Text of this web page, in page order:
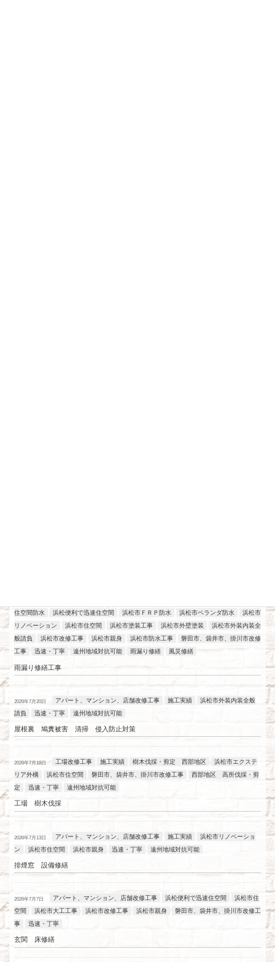
住空間防水
浜松便利で迅速住空間 浜松市ＦＲＰ防水 浜松市ベランダ防水
浜松市
リノベーション
浜松市住空間 浜松市塗装工事 浜松市外壁塗装
浜松市外装内装全
般請負
浜松市改修工事 浜松市親身 浜松市防水工事
磐田市、袋井市、掛川市改修
工事
迅速・丁寧 遠州地域対抗可能 雨漏り修繕 風災修繕
雨漏り修繕工事
2026年7月20日 アパート、マンション、店舗改修工事 施工実績
浜松市外装内装全般
請負
迅速・丁寧 遠州地域対抗可能
屋根裏 鳩糞被害 清掃 侵入防止対策
2026年7月18日 工場改修工事 施工実績 樹木伐採・剪定 西部地区
浜松市エクステ
リア外構
浜松市住空間 磐田市、袋井市、掛川市改修工事
西部地区 高所伐採・剪
定
迅速・丁寧 遠州地域対抗可能
工場 樹木伐採
2026年7月13日 アパート、マンション、店舗改修工事 施工実績
浜松市リノベーショ
ン
浜松市住空間 浜松市親身 迅速・丁寧 遠州地域対抗可能
排煙窓 設備修繕
2026年7月7日 アパート、マンション、店舗改修工事 浜松便利で迅速住空間
浜松市住
空間
浜松市大工工事 浜松市改修工事 浜松市親身
磐田市、袋井市、掛川市改修工
事
迅速・丁寧
玄関 床修繕